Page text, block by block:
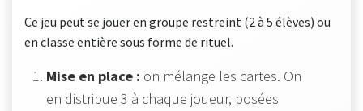
Ce jeu peut se jouer en groupe restreint (2 à 5 élèves) ou
en classe entière sous forme de rituel.
Mise en place : on mélange les cartes. On
en distribue 3 à chaque joueur, posées